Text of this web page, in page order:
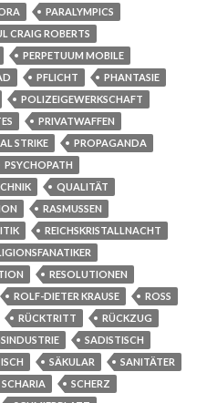
PARALYMPICS
CRAIG ROBERTS
PERPETUUM MOBILE
PFLICHT
PHANTASIE
POLIZEIGEWERKSCHAFT
PRIVATWAFFEN
STRIKE
PROPAGANDA
PSYCHOPATH
QUALITÄT
RASMUSSEN
REICHSKRISTALLNACHT
RESOLUTIONEN
ROLF-DIETER KRAUSE
ROSS
RÜCKTRITT
RÜCKZUG
SADISTISCH
SÄKULAR
SANITÄTER
SCHARIA
SCHERZ